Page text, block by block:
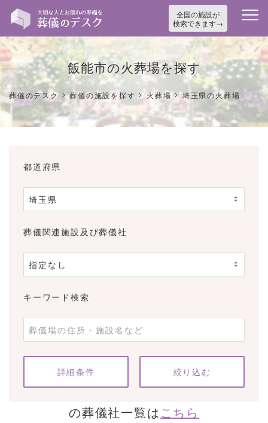
全国の施設が
検索できます
飯能市の火葬場を探す
葬儀のデスク >葬儀の施設を探す > 火葬場>埼玉県の火葬場
都道府県
葬儀関連施設及び葬儀社
キーワード検索
条件をクリア
詳細条件
の葬儀社一覧は こちら